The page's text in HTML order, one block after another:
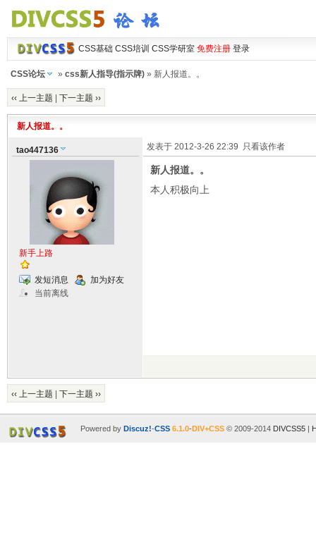
CSS基础 CSS培训 CSS学研室 免费注册 登录
CSS论坛 » css新人指导(指示牌)» 新人报道。。
‹‹ 上一主题 下一主题 ››
新人报道。。
tao447136
新手上路
发短消息
加为好友
当前离线
发表于 2012-3-26 22:39 只看该作者
新人报道。。
本人积极向上
‹‹ 上一主题 下一主题 ››
Powered by Discuz!-CSS 6.1.0-DIV+CSS© 2009-2014 DIVCSS5|